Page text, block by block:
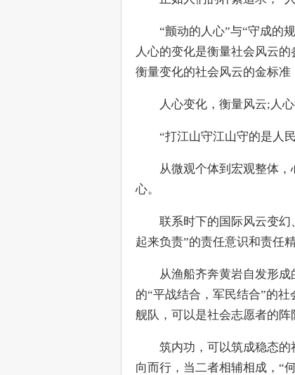
“颤动的人心”与“守成的规
人心的变化是衡量社会风云
衡量变化的社会风云的金标
人心变化，衡量风云;人心
“打江山守江山守的是人民
从微观个体到宏观整体，
心。
联系时下的国际风云变幻
起来负责”的责任意识和责任
从渔船齐奔黄岩自发形成
的“平战结合，军民结合”的
舰队，可以是社会志愿者的阵
筑内功，可以筑成稳态的
向而行，当二者相辅相成，“